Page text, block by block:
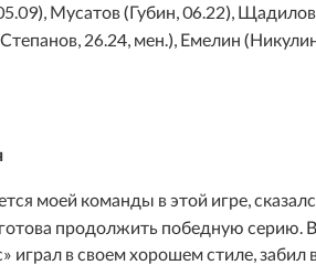
Мусатов (Губин, 06.22),
26.24, мен.), Емелин
моей команды в этой игре,
продолжить победную серию.
играл в своем хорошем стиле, забил